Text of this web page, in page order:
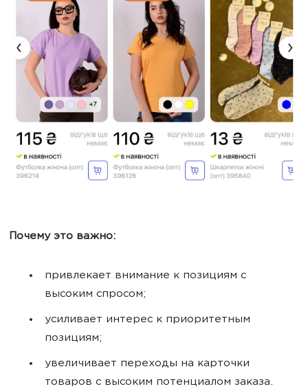
Почему это важно:
привлекает внимание к позициям с
высоким спросом;
усиливает интерес к приоритетным
позициям;
увеличивает переходы на карточки
товаров с высоким потенциалом заказа.